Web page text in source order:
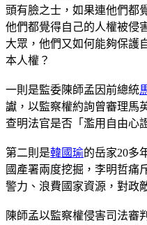
頭有臉之士，如果連他們都
他們都覺得自己的人權被侵
大眾，他們又如何能夠保護
本人權？
一則是監委陳師孟因前總統
讞，以監察權約詢曾審理馬
查明法官是否「濫用自由心
第二則是韓國瑜的岳家20多
國產署兩度挖掘，李明哲痛
警力、浪費國家資源，對政
陳師孟以監察權侵害司法審